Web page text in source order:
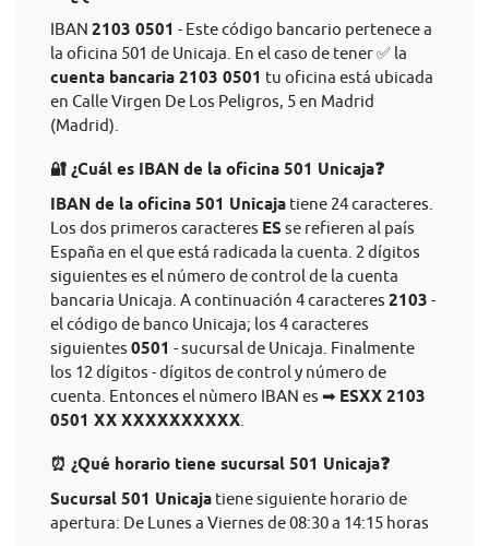
IBAN 2103 0501 - Este código bancario pertenece a
la oficina 501 de Unicaja. En el caso de tener ✅ la
cuenta bancaria 2103 0501 tu oficina está ubicada
en Calle Virgen De Los Peligros, 5 en Madrid
(Madrid).
🔐 ¿Cuál es IBAN de la oficina 501 Unicaja❓
IBAN de la oficina 501 Unicaja tiene 24 caracteres.
Los dos primeros caracteres ES se refieren al país
España en el que está radicada la cuenta. 2 dígitos
siguientes es el número de control de la cuenta
bancaria Unicaja. A continuación 4 caracteres 2103 -
el código de banco Unicaja; los 4 caracteres
siguientes 0501 - sucursal de Unicaja. Finalmente
los 12 dígitos - dígitos de control y número de
cuenta. Entonces el nùmero IBAN es ➡ ESXX 2103
0501 XX XXXXXXXXXX
⏰ ¿Qué horario tiene sucursal 501 Unicaja❓
Sucursal 501 Unicaja tiene siguiente horario de
apertura: De Lunes a Viernes de 08:30 a 14:15 horas